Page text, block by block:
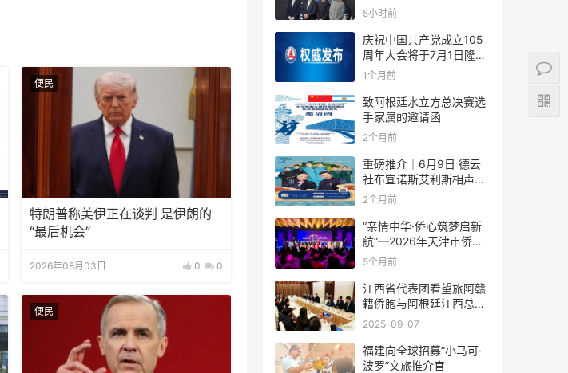
便民
特朗普称美伊正在谈判 是伊朗的
“最后机会”
2026年08月03日 0 0
便民
足协赞助商招待会！
5小时前
庆祝中国共产党成立105
周年大会将于7月1日隆重
举行
1个月前
致阿根廷水立方总决赛选
手家属的邀请函
2个月前
重磅推介｜6月9日 德云
社布宜诺斯艾利斯相声专
场！国风曲艺邂逅南美风
结！
2个月前
“亲情中华·侨心筑梦启新
航”—2026年天津市侨界
新春联谊活动成功举办
5个月前
江西省代表团看望旅阿赣
籍侨胞与阿根廷江西总商
会座谈
2025-09-07
福建向全球招募“小马可·
波罗”文旅推介官